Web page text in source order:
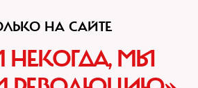
НА САЙТЕ
НЕКОГДА, МЫ